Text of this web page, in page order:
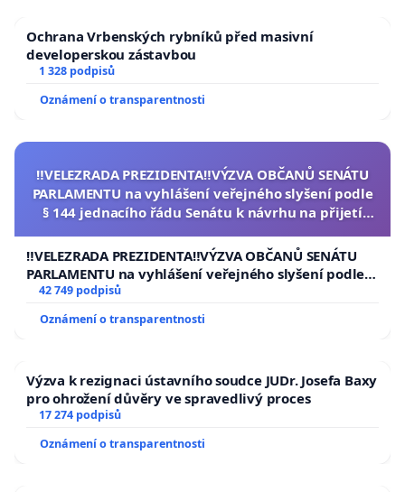
Ochrana Vrbenských rybníků před masivní
developerskou zástavbou
1 328 podpisů
Oznámení o transparentnosti
‼️VELEZRADA PREZIDENTA‼️VÝZVA OBČANŮ SENÁTU
PARLAMENTU na vyhlášení veřejného slyšení podle
§ 144 jednacího řádu Senátu k návrhu na přijetí
republiky
‼️VELEZRADA PREZIDENTA‼️VÝZVA OBČANŮ SENÁTU
PARLAMENTU na vyhlášení veřejného slyšení podle §
144 jednacího řádu Senátu k návrhu na přijetí
usnesení k podání ústavní žaloby na prezidenta
republiky
42 749 podpisů
Oznámení o transparentnosti
Výzva k rezignaci ústavního soudce JUDr. Josefa Baxy
pro ohrožení důvěry ve spravedlivý proces
17 274 podpisů
Oznámení o transparentnosti